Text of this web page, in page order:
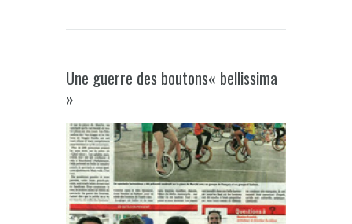
Une guerre des boutons« bellissima
»